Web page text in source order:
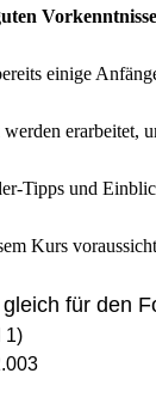
einige
erarbeitet,
Tipps und
Kurs
für den
1)